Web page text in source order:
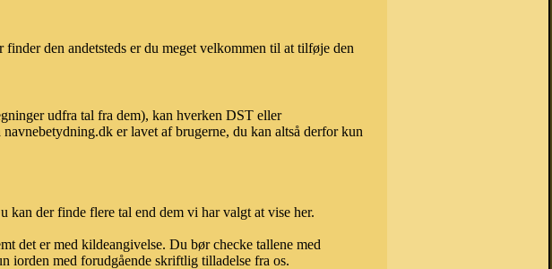
den andetsteds er du meget velkommen til at tilføje den
udfra tal fra dem), kan hverken DST eller
er lavet af brugerne, du kan altså derfor kun
kan der finde flere tal end dem vi har valgt at vise her.
det er med kildeangivelse. Du bør checke tallene med
iorden med forudgående skriftlig tilladelse fra os.